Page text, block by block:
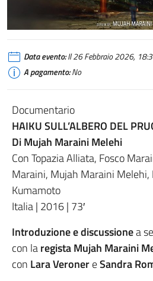
Data evento:Il 26 Febbraio 2026,
A pagamento:No
Documentario
HAIKU SULL’ALBERO DEL
Di Mujah Maraini Melehi
Con Topazia Alliata, Fosco
Maraini, Mujah Maraini Melehi,
Kumamoto
Italia | 2016 | 73′
Introduzione e discussionea
con laregista Mujah Maraini
con Lara VeronereSandra